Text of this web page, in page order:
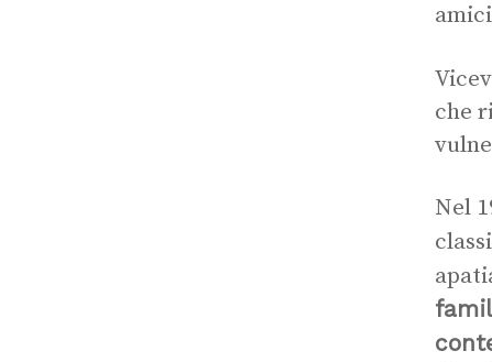
che
Nel